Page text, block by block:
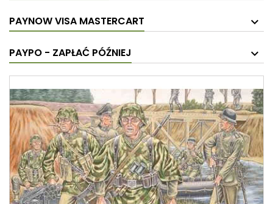
PAYNOW VISA MASTERCART
PAYPO - ZAPŁAĆ PÓŹNIEJ